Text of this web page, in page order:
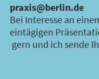
praxis@berlin.de
Bei Interesse an
eintägigen
gern und ich sende